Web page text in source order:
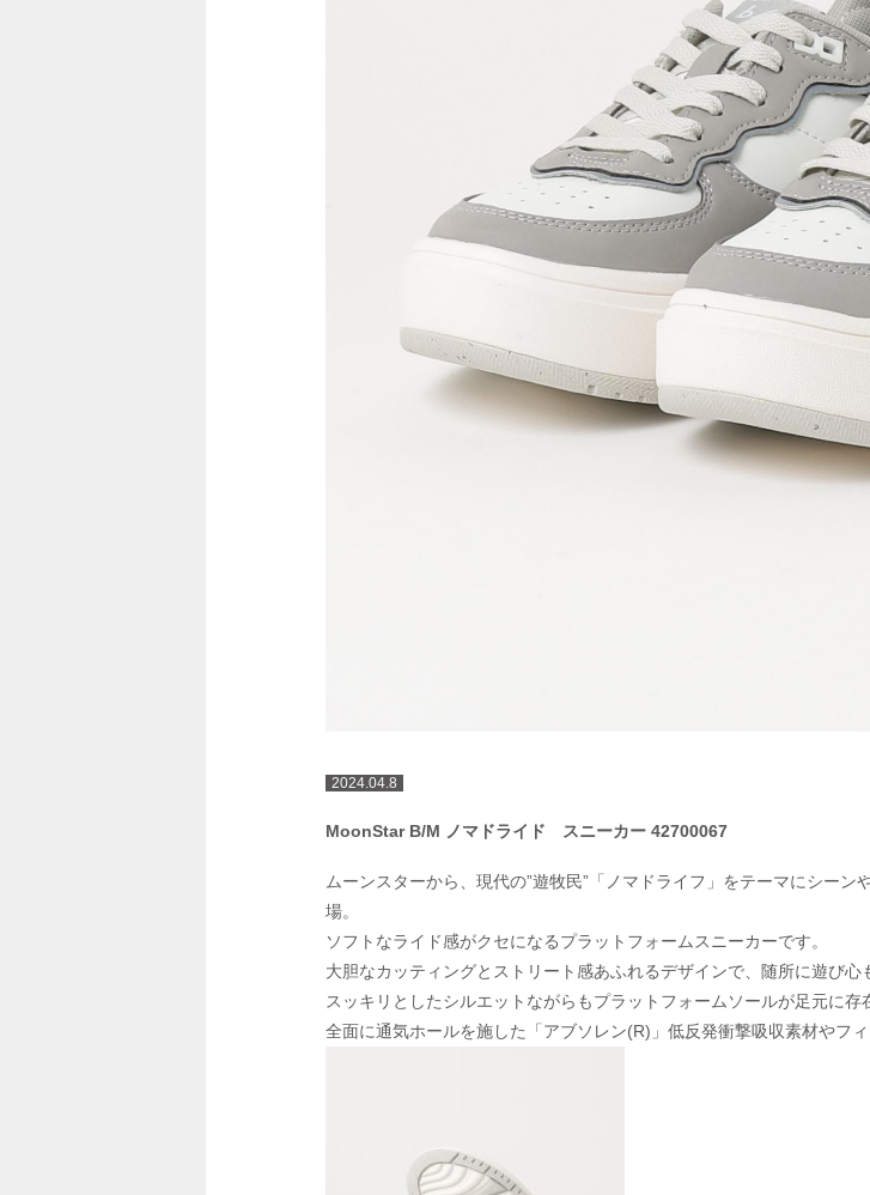
2024.04.8
MoonStar B/M ノマドライド スニーカー 42700067
ムーンスターから、現代の”遊牧民”「ノマドライフ」をテーマにシー
場。
ソフトなライド感がクセになるプラットフォームスニーカーです。
大胆なカッティングとストリート感あふれるデザインで、随所に遊び心
スッキリとしたシルエットながらもプラットフォームソールが足元に存
全面に通気ホールを施した「アブソレン(R)」低反発衝撃吸収素材やフ